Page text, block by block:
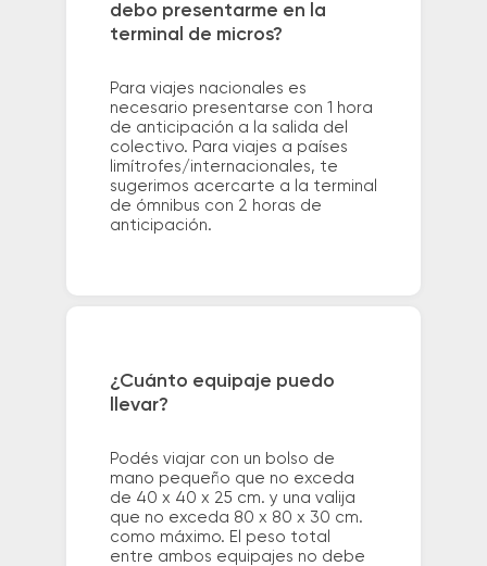
debo presentarme en la
terminal de micros?
Para viajes nacionales es
necesario presentarse con 1 hora
de anticipación a la salida del
colectivo. Para viajes a países
limítrofes/internacionales, te
sugerimos acercarte a la terminal
de ómnibus con 2 horas de
anticipación.
¿Cuánto equipaje puedo
llevar?
Podés viajar con un bolso de
mano pequeño que no exceda
de 40 x 40 x 25 cm. y una valija
que no exceda 80 x 80 x 30 cm.
como máximo. El peso total
entre ambos equipajes no debe